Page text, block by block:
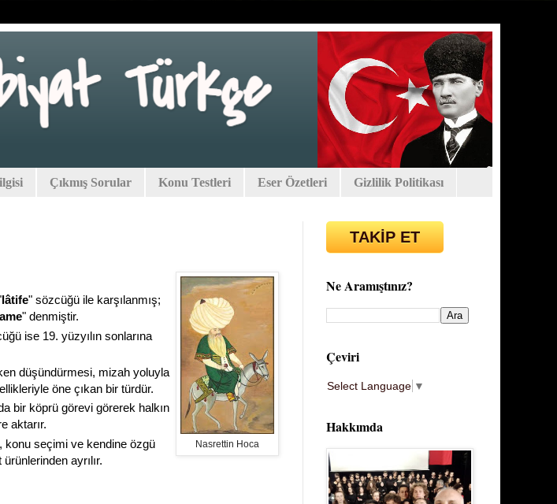
Çıkmış Sorular Konu Testleri Eser Özetleri Gizlilik Politikası
Nasrettin Hoca
lâtife" sözcüğü ile karşılanmış;
" denmiştir.
ise 19. yüzyılın sonlarına
düşündürmesi, mizah yoluyla
öne çıkan bir türdür.
bir köprü görevi görerek halkın
aktarır.
konu seçimi ve kendine özgü
ayrılır.
TAKİP ET
Ne Aramıştınız?
Çeviri
Select Language ▼
Hakkımda